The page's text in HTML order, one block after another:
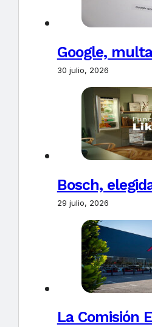
Google,
30 julio, 2026
Bosch,
29 julio, 2026
La Comisión